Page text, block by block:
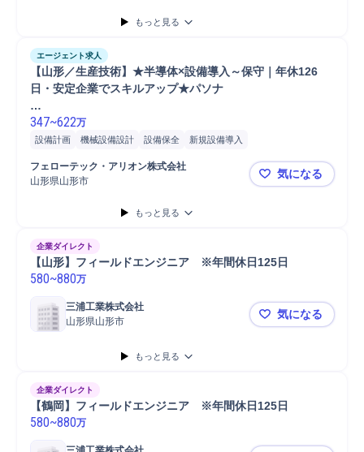
もっと見る
エージェント求人
【山形／生産技術】★半導体×設備導入～保守｜年休126
日・安定企業でスキルアップ★パソナ
347~622万
設備計画 機械設備設計 設備保全 新規設備導入
フェローテック・アリオン株式会社
山形県山形市
【山形／生
気になる
もっと見る
企業ダイレクト
【山形】フィールドエンジニア　※年間休日125日
580~880万
三浦工業株式会社
山形県山形市
【山形】フ
気になる
もっと見る
企業ダイレクト
【鶴岡】フィールドエンジニア　※年間休日125日
580~880万